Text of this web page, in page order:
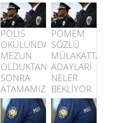
OLMALİDİR
POLİS
OKULUNDAN
MEZUN
OLDUKTAN
SONRA
ATAMAMIZ
NASİL
YAPILIR
POMEM
SÖZLÜ
MÜLAKATTA
ADAYLARI
NELER
BEKLİYOR
TÜM
AŞAMALAR